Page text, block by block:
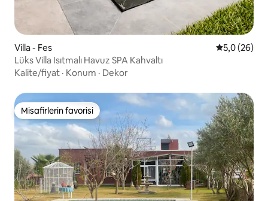
Villa - Fes 5 üzerinden
5,0 (26)
Lüks Villa Isıtmalı Havuz SPA Kahvaltı
Kalite/fiyat · Konum · Dekor
Misafirlerin favorisi
Misafirlerin favorisi